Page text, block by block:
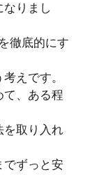
りまし
徹底的にす
えです。
て、ある程
を取り入れ
でずっと安